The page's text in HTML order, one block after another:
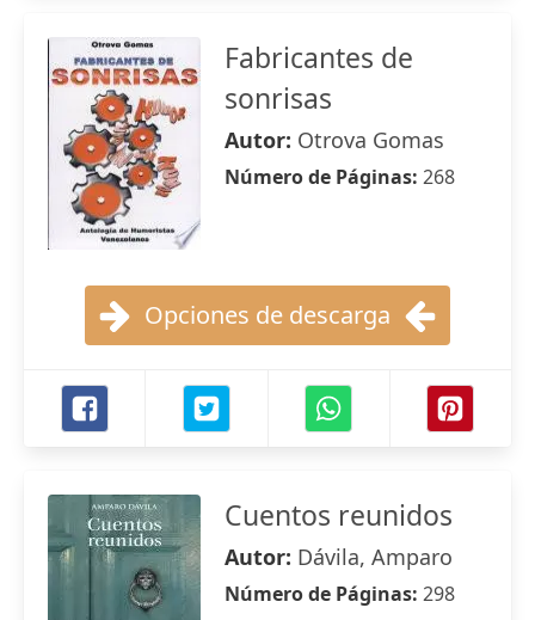
Fabricantes de
sonrisas
Autor: Otrova Gomas
Número de Páginas: 268
Opciones de descarga
Cuentos reunidos
Autor: Dávila, Amparo
Número de Páginas: 298